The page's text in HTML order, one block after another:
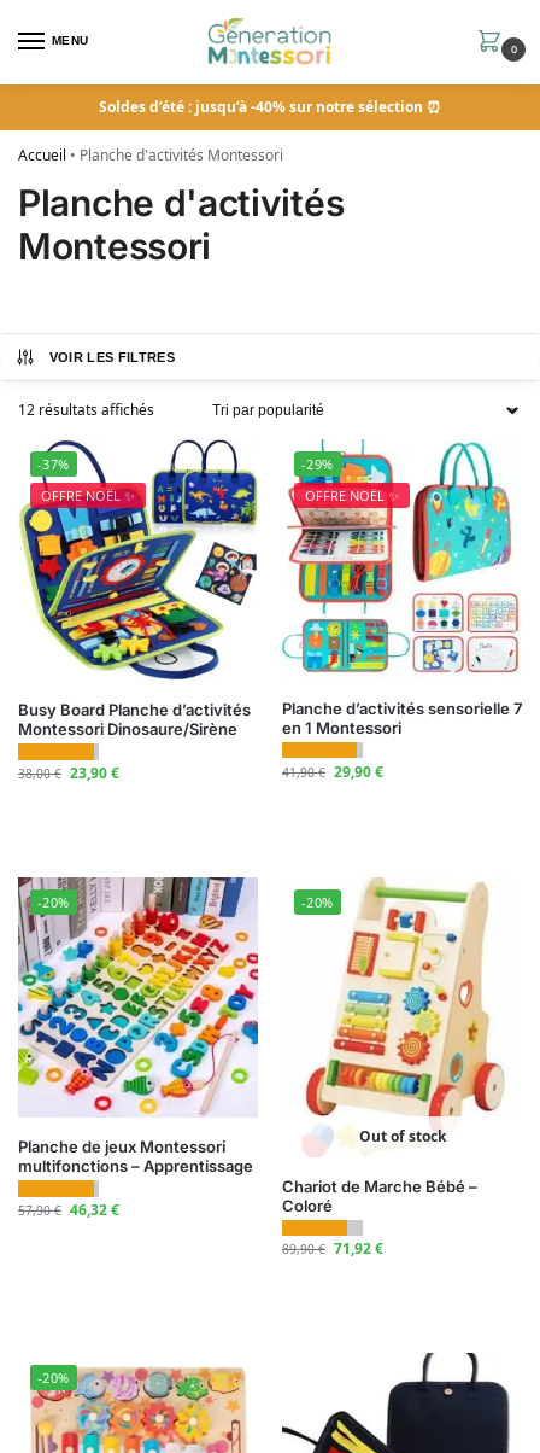
MENU
0
Soldes d’été : jusqu’à -40% sur notre sélection ⏰
Accueil • Planche d'activités Montessori
Planche d'activités
Montessori
VOIR LES FILTRES
12 résultats affichés
-37%
OFFRE NOËL ✨
Busy Board Planche d’activités
Montessori Dinosaure/Sirène
38,00€ 23,90€
-29%
OFFRE NOËL ✨
Planche d’activités sensorielle 7
en 1 Montessori
41,90€ 29,90€
-20%
Planche de jeux Montessori
multifonctions – Apprentissage
57,90€ 46,32€
-20%
Out of stock
Chariot de Marche Bébé –
Coloré
89,90€ 71,92€
-20%